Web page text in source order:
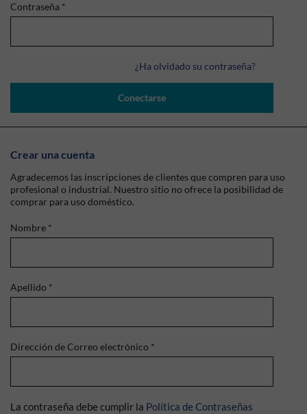
Contraseña *
¿Ha olvidado su contraseña?
Conectarse
Crear una cuenta
Agradecemos las inscripciones de clientes que compren para uso
profesional o industrial. Nuestro sitio no ofrece la posibilidad de
comprar para uso doméstico.
Nombre *
Apellido *
Dirección de Correo electrónico *
La contraseña debe cumplir la Política de Contraseñas